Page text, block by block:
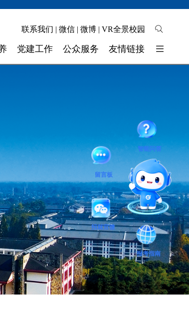
联系我们 | 微信 | 微博 | VR全景校园
党建工作 公众服务
联系我们
友情链接
广东东软学院
四川省高校网络理政平台
智能问答
留言板
招就官微
报考指南